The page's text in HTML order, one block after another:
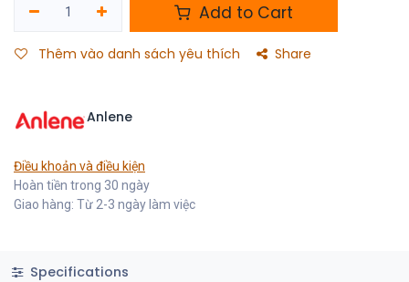
Add to Cart
Thêm vào danh sách yêu thích Share
Anlene
Điều khoản và điều kiện
Hoàn tiền trong 30 ngày
Giao hàng: Từ 2-3 ngày làm việc
Specifications